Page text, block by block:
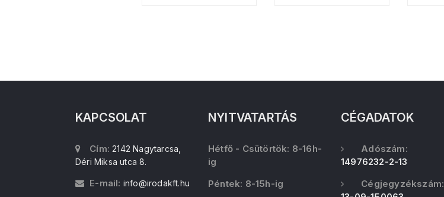
KAPCSOLAT
Cím: 2142 Nagytarcsa,
Déri Miksa utca 8.
E-mail: info@irodakft.hu
NYITVATARTÁS
Hétfő - Csütörtök: 8-16h-
ig
Péntek: 8-15h-ig
CÉGADATOK
Adószám:
14976232-2-13
Cégjegyzékszám: